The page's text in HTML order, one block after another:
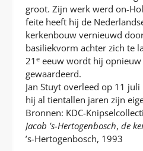
groot. Zijn werk werd on-
feite heeft hij de
kerkenbouw vernieuwd
basiliekvorm achter zich te
21e eeuw wordt hij opnieuw
gewaardeerd.
Jan Stuyt overleed op 11
hij al tientallen jaren zijn
Bronnen: KDC-
Jacob ’s-Hertogenbosch, de
’s-Hertogenbosch, 1993